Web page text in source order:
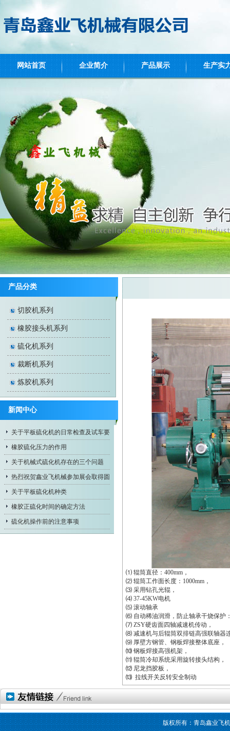
网站首页 企业简介 产品展示 生产实
产品分类
切胶机系列
橡胶接头机系列
硫化机系列
裁断机系列
炼胶机系列
新闻中心
关于平板硫化机的日常检查及试车要
求
橡胶硫化压力的作用
关于机械式硫化机存在的三个问题
热烈祝贺鑫业飞机械参加展会取得圆
满成
关于平板硫化机种类
橡胶正硫化时间的确定方法
硫化机操作前的注意事项
⑴ 辊筒直径：400mm，
⑵ 辊筒工作面长度：1000mm，
⑶ 采用钻孔光辊，
⑷ 37-45KW电机
⑸ 滚动轴承
⑹ 自动稀油润滑，防止轴承干烧保护
⑺ ZSY硬齿面四轴减速机传动，
⑻ 减速机与后辊筒双排链高强联轴器
⑼ 厚壁方钢管、钢板焊接整体底座，
⑽ 钢板焊接高强机架，
⑾ 辊筒冷却系统采用旋转接头结构，
⑿ 尼龙挡胶板，
⒀ 拉线开关反转安全制动
版权所有：青岛鑫业飞